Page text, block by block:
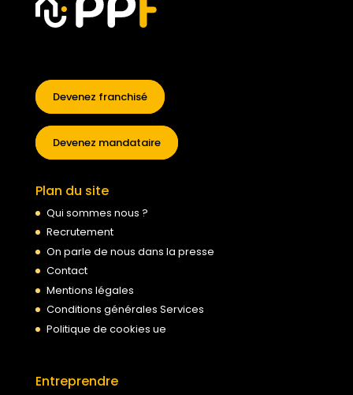
Devenez franchisé
Devenez mandataire
Plan du site
Qui sommes nous ?
Recrutement
On parle de nous dans la presse
Contact
Mentions légales
Conditions générales Services
Politique de cookies ue
Entreprendre